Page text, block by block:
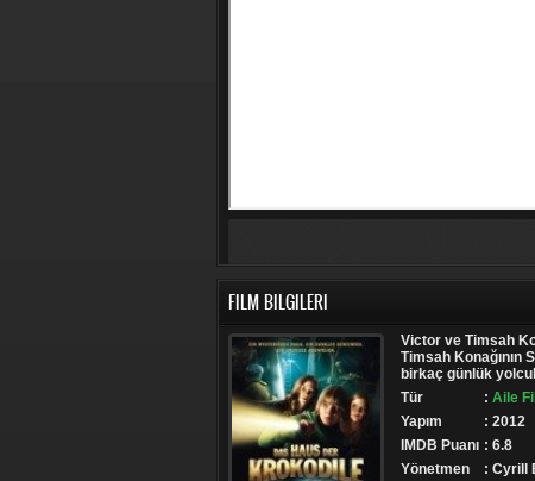
FILM BILGILERI
Victor ve Timsah
Timsah Konağının
birkaç günlük
Tür
: Aile
Yapım
: 2012
IMDB Puanı : 6.8
Yönetmen
: Cyrill